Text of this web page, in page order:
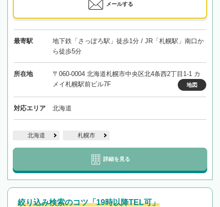
メールする
最寄駅
地下鉄「さっぽろ駅」徒歩1分 / JR「札幌駅」南口か
ら徒歩5分
所在地
〒060-0004 北海道札幌市中央区北4条西2丁目1-1 カ
メイ札幌駅前ビル7F
地図
対応エリア 北海道
北海道 札幌市
詳細を見る
絞り込み検索のコツ「19時以降TEL可」